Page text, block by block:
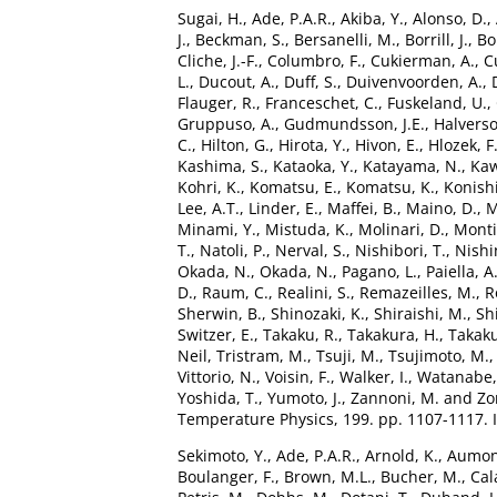
Sugai, H., Ade, P.A.R., Akiba, Y., Alonso, D.,
J., Beckman, S., Bersanelli, M., Borrill, J.,
Cliche, J.-F., Columbro, F., Cukierman, A.,
L., Ducout, A., Duff, S., Duivenvoorden, A.,
Flauger, R., Franceschet, C., Fuskeland, U.,
Gruppuso, A., Gudmundsson, J.E.,
C., Hilton, G., Hirota, Y., Hivon, E., Hlozek, F.
Kashima, S., Kataoka, Y., Katayama, N.,
Kohri, K., Komatsu, E., Komatsu, K.,
Lee, A.T., Linder, E., Maffei, B., Maino, D.,
Minami, Y., Mistuda, K., Molinari, D.,
T., Natoli, P., Nerval, S., Nishibori, T.,
Okada, N., Okada, N., Pagano, L., Paiella, A.
D., Raum, C., Realini, S., Remazeilles, M.,
Sherwin, B., Shinozaki, K., Shiraishi, M.,
Switzer, E., Takaku, R., Takakura, H.,
Neil, Tristram, M., Tsuji, M., Tsujimoto, M.,
Vittorio, N., Voisin, F., Walker, I.,
Yoshida, T., Yumoto, J., Zannoni, M. and
Temperature Physics, 199. pp. 1107-1117.
Sekimoto, Y., Ade, P.A.R., Arnold, K.,
Boulanger, F., Brown, M.L., Bucher, M.,